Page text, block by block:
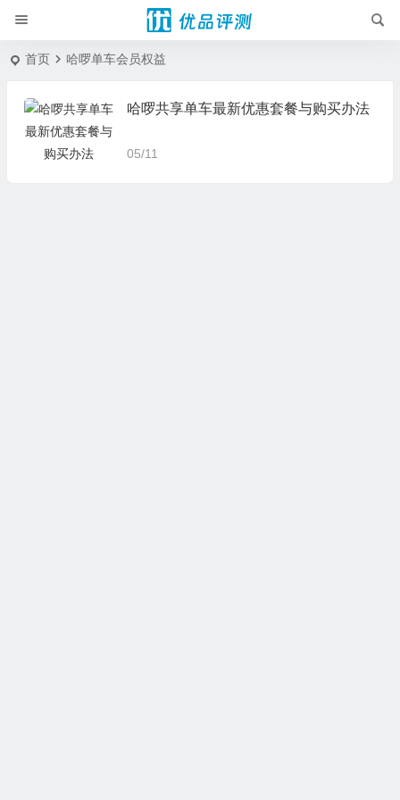
首页 哈啰单车会员权益
哈啰共享单车最新优惠套餐与购买办法
05/11